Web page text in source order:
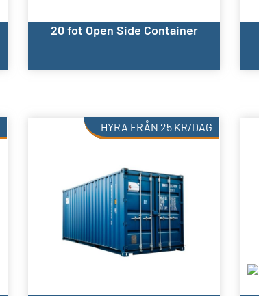
20 fot Open Side Container
HYRA FRÅN 25 KR/DAG